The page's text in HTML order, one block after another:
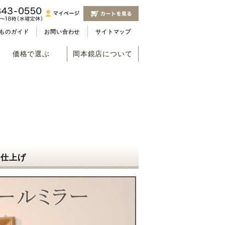
のガイド お問い合わせ サイトマップ
価格で選ぶ 岡本鏡店について
上げ